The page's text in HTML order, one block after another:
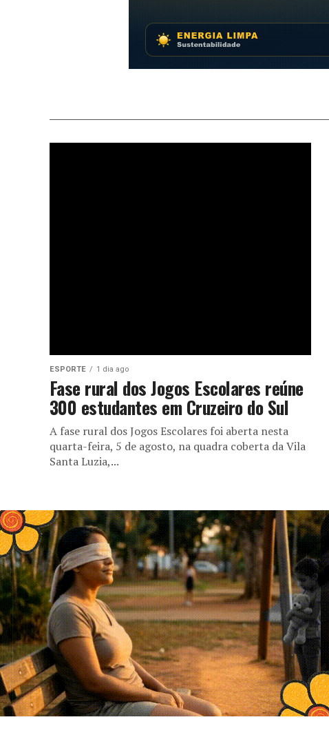
ESPORTE 1 dia ago
Fase rural dos Jogos Escolares reúne
300 estudantes em Cruzeiro do Sul
A fase rural dos Jogos Escolares foi aberta nesta
quarta-feira, 5 de agosto, na quadra coberta da Vila
Santa Luzia,...